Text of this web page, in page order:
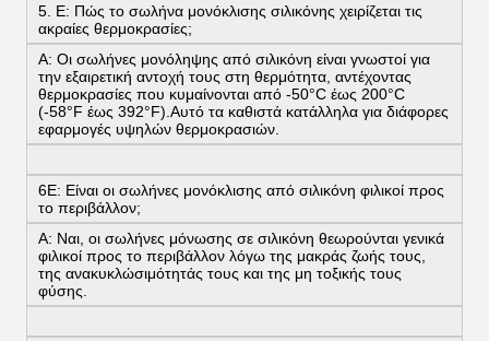
5. Ε: Πώς το σωλήνα μονόκλισης σιλικόνης χειρίζεται τις
ακραίες θερμοκρασίες;
Α: Οι σωλήνες μονόληψης από σιλικόνη είναι γνωστοί για
την εξαιρετική αντοχή τους στη θερμότητα, αντέχοντας
θερμοκρασίες που κυμαίνονται από -50°C έως 200°C
(-58°F έως 392°F).Αυτό τα καθιστά κατάλληλα για διάφορες
εφαρμογές υψηλών θερμοκρασιών.
6Ε: Είναι οι σωλήνες μονόκλισης από σιλικόνη φιλικοί προς
το περιβάλλον;
Α: Ναι, οι σωλήνες μόνωσης σε σιλικόνη θεωρούνται γενικά
φιλικοί προς το περιβάλλον λόγω της μακράς ζωής τους,
της ανακυκλώσιμότητάς τους και της μη τοξικής τους
φύσης.